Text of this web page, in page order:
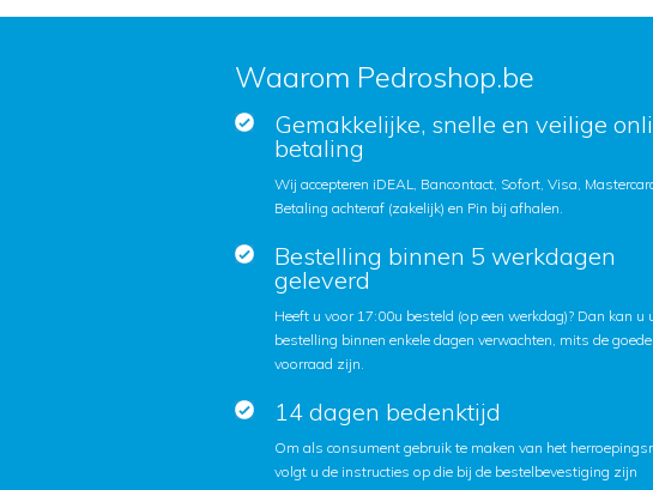
Waarom Pedroshop.be
Gemakkelijke, snelle en veilige
betaling
Wij accepteren iDEAL, Bancontact, Sofort, Visa,
Betaling achteraf (zakelijk) en Pin bij afhalen.
Bestelling binnen 5 werkdagen
geleverd
Heeft u voor 17:00u besteld (op een werkdag)? Dan kan u
bestelling binnen enkele dagen verwachten, mits de
voorraad zijn.
14 dagen bedenktijd
Om als consument gebruik te maken van het
volgt u de instructies op die bij de bestelbevestiging zijn